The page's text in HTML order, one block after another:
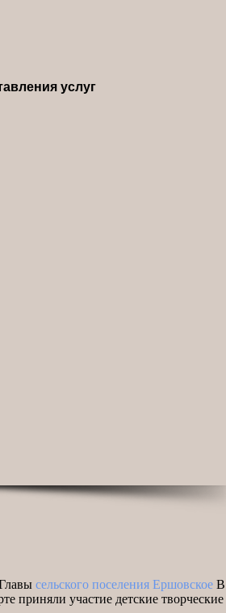
услуг
сельского поселения Ершовское
приняли участие детские